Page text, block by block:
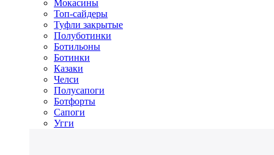
Мокасины
Топ-сайдеры
Туфли закрытые
Полуботинки
Ботильоны
Ботинки
Казаки
Челси
Полусапоги
Ботфорты
Сапоги
Угги